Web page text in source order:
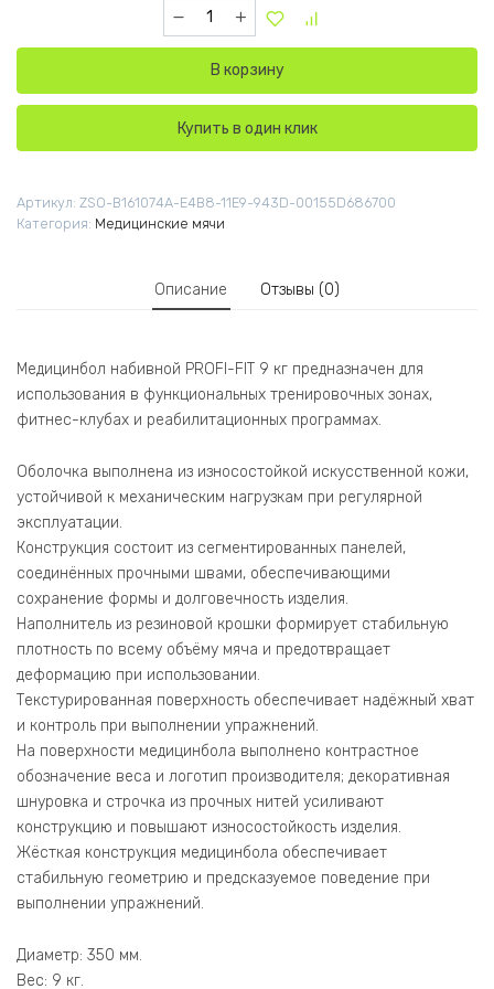
Количество товара Медицинбол набивной
В корзину
Купить в один клик
Артикул: ZSO-B161074A-E4B8-11E9-943D-00155D686700
Категория: Медицинские мячи
Описание Отзывы (0)
Медицинбол набивной PROFI-FIT 9 кг предназначен для
использования в функциональных тренировочных зонах,
фитнес-клубах и реабилитационных программах.
Оболочка выполнена из износостойкой искусственной кожи,
устойчивой к механическим нагрузкам при регулярной
эксплуатации.
Конструкция состоит из сегментированных панелей,
соединённых прочными швами, обеспечивающими
сохранение формы и долговечность изделия.
Наполнитель из резиновой крошки формирует стабильную
плотность по всему объёму мяча и предотвращает
деформацию при использовании.
Текстурированная поверхность обеспечивает надёжный хват
и контроль при выполнении упражнений.
На поверхности медицинбола выполнено контрастное
обозначение веса и логотип производителя; декоративная
шнуровка и строчка из прочных нитей усиливают
конструкцию и повышают износостойкость изделия.
Жёсткая конструкция медицинбола обеспечивает
стабильную геометрию и предсказуемое поведение при
выполнении упражнений.
Диаметр: 350 мм.
Вес: 9 кг.